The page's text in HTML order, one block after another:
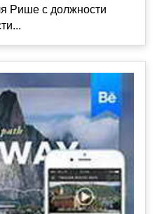
Рише с должности